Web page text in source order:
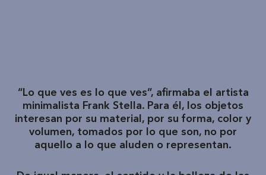
“Lo que ves es lo que ves”, afirmaba el artista
minimalista Frank Stella. Para él, los objetos
interesan por su material, por su forma, color y
volumen, tomados por lo que son, no por
aquello a lo que aluden o representan.